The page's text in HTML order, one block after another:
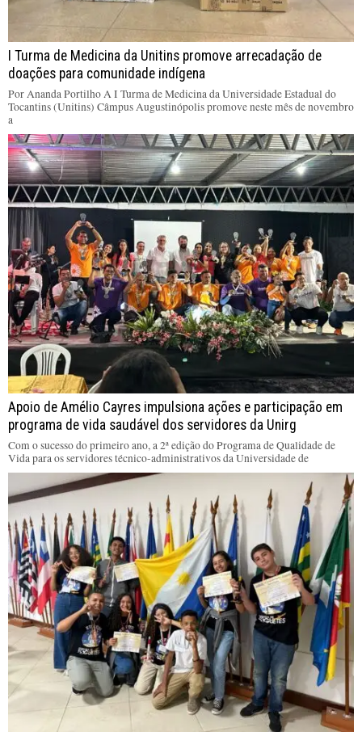
I Turma de Medicina da Unitins promove arrecadação de
doações para comunidade indígena
Por Ananda Portilho A I Turma de Medicina da Universidade Estadual do
Tocantins (Unitins) Câmpus Augustinópolis promove neste mês de novembro
a
Apoio de Amélio Cayres impulsiona ações e participação em
programa de vida saudável dos servidores da Unirg
Com o sucesso do primeiro ano, a 2ª edição do Programa de Qualidade de
Vida para os servidores técnico-administrativos da Universidade de